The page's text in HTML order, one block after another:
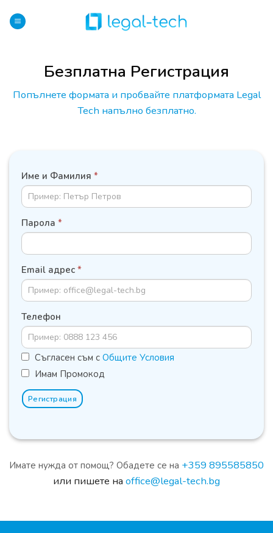
content
Безплатна Регистрация
Попълнете формата и пробвайте платформата Legal
Tech напълно безплатно.
НА
СЛУЖИТЕЛ
Име и Фамилия *
Парола *
Email адрес *
Телефон
Съгласен съм с Общите Условия
Имам Промокод
Регистрация
Имате нужда от помощ? Обадете се на +359 895585850
или пишете на office@legal-tech.bg